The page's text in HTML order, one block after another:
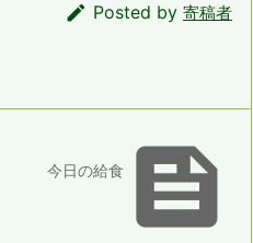
 Posted by 寄稿者

今日の給食